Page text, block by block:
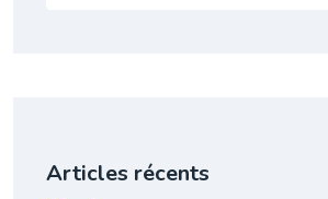
Articles récents